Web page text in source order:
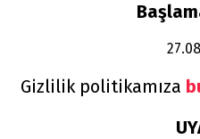
Gizlilik politikamıza